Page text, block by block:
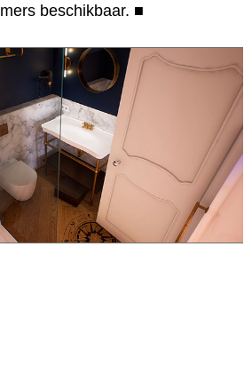
beschikbaar. ■